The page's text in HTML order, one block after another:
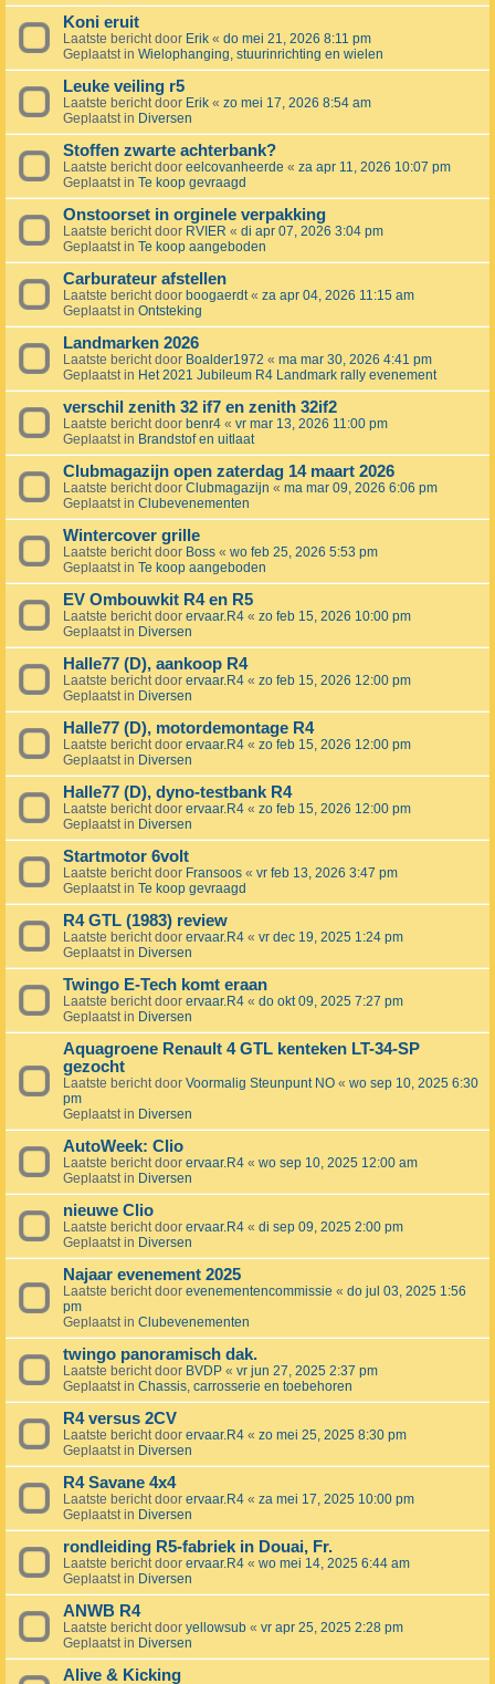
Koni eruit
Laatste bericht door Erik « do mei 21, 2026 8:11 pm
Geplaatst in Wielophanging, stuurinrichting en wielen
Leuke veiling r5
Laatste bericht door Erik « zo mei 17, 2026 8:54 am
Geplaatst in Diversen
Stoffen zwarte achterbank?
Laatste bericht door eelcovanheerde « za apr 11, 2026 10:07 pm
Geplaatst in Te koop gevraagd
Onstoorset in orginele verpakking
Laatste bericht door RVIER « di apr 07, 2026 3:04 pm
Geplaatst in Te koop aangeboden
Carburateur afstellen
Laatste bericht door boogaerdt« za apr 04, 2026 11:15 am
Geplaatst in Ontsteking
Landmarken 2026
Laatste bericht door Boalder1972 « ma mar 30, 2026 4:41 pm
Geplaatst in Het 2021 Jubileum R4 Landmark rally evenement
verschil zenith 32 if7 en zenith 32if2
Laatste bericht door benr4 « vr mar 13, 2026 11:00 pm
Geplaatst in Brandstof en uitlaat
Clubmagazijn open zaterdag 14 maart 2026
Laatste bericht door Clubmagazijn « ma mar 09, 2026 6:06 pm
Geplaatst in Clubevenementen
Wintercover grille
Laatste bericht door Boss « wo feb 25, 2026 5:53 pm
Geplaatst in Te koop aangeboden
EV Ombouwkit R4 en R5
Laatste bericht door ervaar.R4 « zo feb 15, 2026 10:00 pm
Geplaatst in Diversen
Halle77 (D), aankoop R4
Laatste bericht door ervaar.R4 « zo feb 15, 2026 12:00 pm
Geplaatst in Diversen
Halle77 (D), motordemontage R4
Laatste bericht door ervaar.R4 « zo feb 15, 2026 12:00 pm
Geplaatst in Diversen
Halle77 (D), dyno-testbank R4
Laatste bericht door ervaar.R4 « zo feb 15, 2026 12:00 pm
Geplaatst in Diversen
Startmotor 6volt
Laatste bericht door Fransoos « vr feb 13, 2026 3:47 pm
Geplaatst in Te koop gevraagd
R4 GTL (1983) review
Laatste bericht door ervaar.R4 « vr dec 19, 2025 1:24 pm
Geplaatst in Diversen
Twingo E-Tech komt eraan
Laatste bericht door ervaar.R4 « do okt 09, 2025 7:27 pm
Geplaatst in Diversen
Aquagroene Renault 4 GTL kenteken LT-34-SP
gezocht
Laatste bericht door Voormalig Steunpunt NO « wo sep 10, 2025 6:30
pm
Geplaatst in Diversen
AutoWeek: Clio
Laatste bericht door ervaar.R4 « wo sep 10, 2025 12:00 am
Geplaatst in Diversen
nieuwe Clio
Laatste bericht door ervaar.R4 « di sep 09, 2025 2:00 pm
Geplaatst in Diversen
Najaar evenement 2025
Laatste bericht door evenementencommissie « do jul 03, 2025 1:56
pm
Geplaatst in Clubevenementen
twingo panoramisch dak.
Laatste bericht door BVDP « vr jun 27, 2025 2:37 pm
Geplaatst in Chassis, carrosserie en toebehoren
R4 versus 2CV
Laatste bericht door ervaar.R4 « zo mei 25, 2025 8:30 pm
Geplaatst in Diversen
R4 Savane 4x4
Laatste bericht door ervaar.R4 « za mei 17, 2025 10:00 pm
Geplaatst in Diversen
rondleiding R5-fabriek in Douai, Fr.
Laatste bericht door ervaar.R4 « wo mei 14, 2025 6:44 am
Geplaatst in Diversen
ANWB R4
Laatste bericht door yellowsub « vr apr 25, 2025 2:28 pm
Geplaatst in Diversen
Alive & Kicking